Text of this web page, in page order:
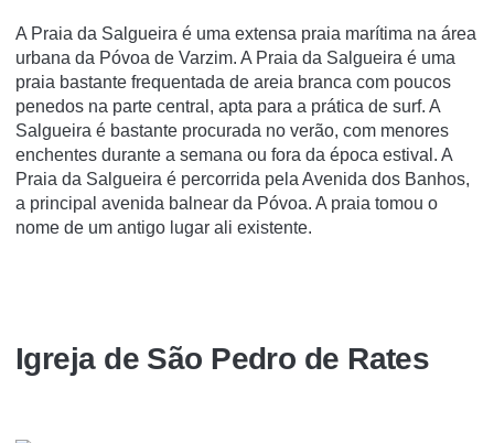
A Praia da Salgueira é uma extensa praia marítima na área
urbana da Póvoa de Varzim. A Praia da Salgueira é uma
praia bastante frequentada de areia branca com poucos
penedos na parte central, apta para a prática de surf. A
Salgueira é bastante procurada no verão, com menores
enchentes durante a semana ou fora da época estival. A
Praia da Salgueira é percorrida pela Avenida dos Banhos,
a principal avenida balnear da Póvoa. A praia tomou o
nome de um antigo lugar ali existente.
Igreja de São Pedro de Rates